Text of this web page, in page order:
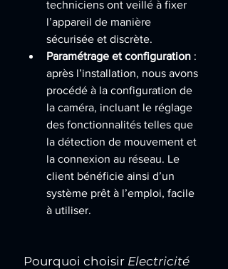
techniciens ont veillé à fixer
l’appareil de manière
sécurisée et discrète.
Paramétrage et configuration :
après l’installation, nous avons
procédé à la configuration de
la caméra, incluant le réglage
des fonctionnalités telles que
la détection de mouvement et
la connexion au réseau. Le
client bénéficie ainsi d’un
système prêt à l’emploi, facile
à utiliser.
Pourquoi choisir Electricité